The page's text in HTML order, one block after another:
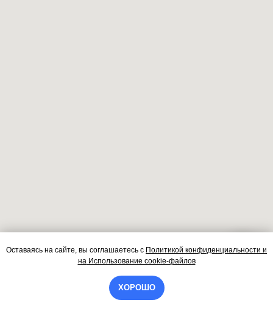
Оставаясь на сайте, вы соглашаетесь с Политикой конфиденциальности и
наИспользование cookie-файлов
ХОРОШО
Контакты